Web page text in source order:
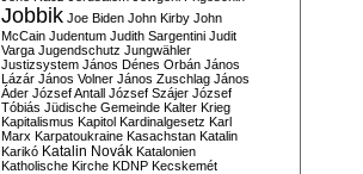
Jobbik Joe Biden John Kirby John
McCain Judentum Judith Sargentini Judit
Varga Jugendschutz Jungwähler
Justizsystem János Dénes Orbán János
Lázár János Volner János Zuschlag János
Áder József Antall József Szájer József
Tóbiás Jüdische Gemeinde Kalter Krieg
Kapitalismus Kapitol Kardinalgesetz Karl
Marx Karpatoukraine Kasachstan Katalin
Karikó Katalin Novák Katalonien
Katholische Kirche KDNP Kecskemét